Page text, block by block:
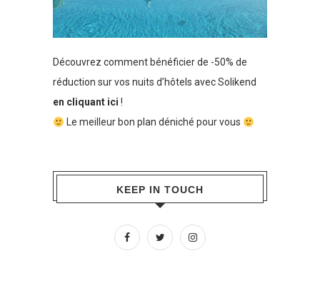
Découvrez comment bénéficier de -50% de
réduction sur vos nuits d’hôtels avec Solikend
en cliquant ici !
Le meilleur bon plan déniché pour vous
KEEP IN TOUCH